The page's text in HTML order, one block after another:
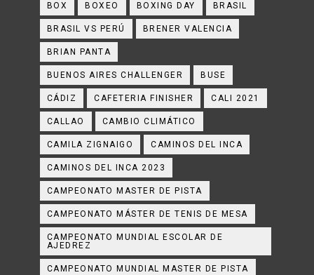
BOX BOXEO BOXING DAY BRASIL
BRASIL VS PERÚ BRENER VALENCIA
BRIAN PANTA
BUENOS AIRES CHALLENGER BUSE
CÁDIZ CAFETERIA FINISHER CALI 2021
CALLAO CAMBIO CLIMÁTICO
CAMILA ZIGNAIGO CAMINOS DEL INCA
CAMINOS DEL INCA 2023
CAMPEONATO MASTER DE PISTA
CAMPEONATO MÁSTER DE TENIS DE MESA
CAMPEONATO MUNDIAL ESCOLAR DE
AJEDREZ
CAMPEONATO MUNDIAL MASTER DE PISTA